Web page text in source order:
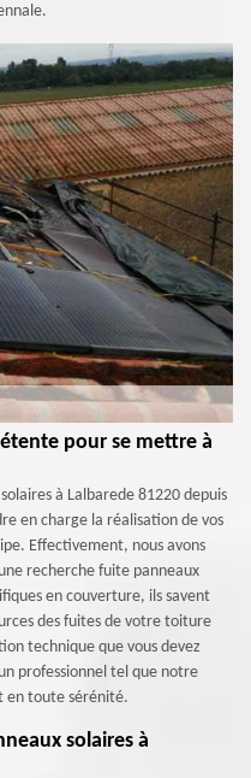
pour se mettre à
à Lalbarede 81220 depuis
en charge la réalisation de vos
Effectivement, nous avons
recherche fuite panneaux
en couverture, ils savent
des fuites de votre toiture
technique que vous devez
professionnel tel que notre
en toute sérénité.
solaires à